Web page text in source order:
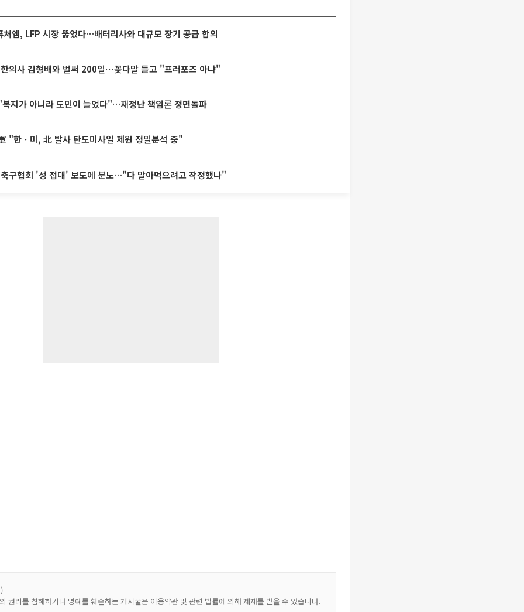
처엠, LFP 시장 뚫었다…배터리사와 대규모 장기 공급 합의
의사 김형배와 벌써 200일⋯꽃다발 들고 "프러포즈 아냐"
지가 아니라 도민이 늘었다"…재정난 책임론 정면돌파
"한ㆍ미, 北 발사 탄도미사일 제원 정밀분석 중"
구협회 '성 접대' 보도에 분노…"다 말아먹으려고 작정했나"